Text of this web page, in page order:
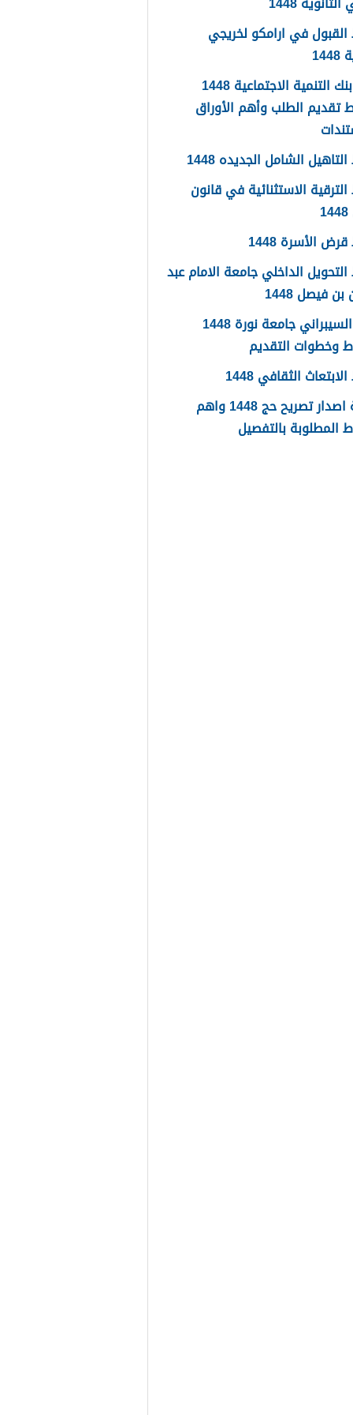
في ارامكو لخريجي
اعفاء بنك التنمية الاجتماعية 1448
تقديم الطلب وأهم الأوراق
الشامل الجديده 1448
الاستثنائية في قانون
الأسرة 1448
الداخلي جامعة الامام عبد
فيصل 1448
الامن السيبراني جامعة نورة 1448
وخطوات التقديم
الثقافي 1448
طريقة اصدار تصريح حج 1448 واهم
المطلوبة بالتفصيل